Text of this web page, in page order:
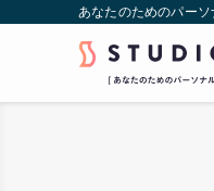
あなたのためのパー